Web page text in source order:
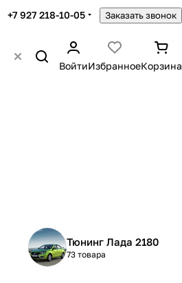
+7 927 218-10-05 Заказать звонок
ВойтиИзбранноеКорзина
Тюнинг Лада 2180
73 товара